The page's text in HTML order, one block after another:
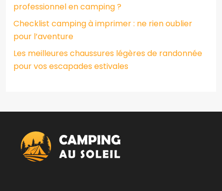
professionnel en camping ?
Checklist camping à imprimer : ne rien oublier
pour l’aventure
Les meilleures chaussures légères de randonnée
pour vos escapades estivales